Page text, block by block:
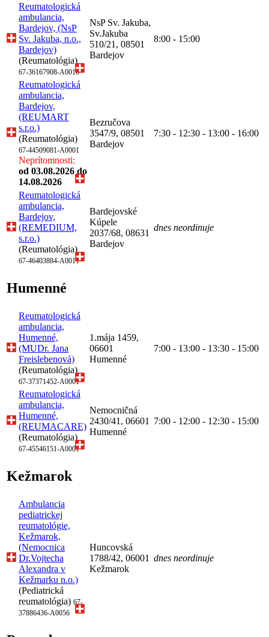
Reumatologická
ambulancia,
Bardejov, (NsP
Sv. Jakuba, n.o.,
Bardejov)
(Reumatológia)
67-36167908-A0010
NsP Sv. Jakuba,
Sv.Jakuba
510/21, 08501
Bardejov
8:00 - 15:00
Reumatologická
ambulancia,
Bardejov,
(REUMART
s.r.o.)
(Reumatológia)
67-44509081-A0001
Neprítomnosti:
od 03.08.2026 do
14.08.2026
Bezručova
3547/9, 08501
Bardejov
7:30 - 12:30 - 13:00 - 16:00
Reumatologická
ambulancia,
Bardejov,
(REMEDIUM,
s.r.o.)
(Reumatológia)
67-46403884-A0011
Bardejovské
Kúpele
2037/68, 08631
Bardejov
dnes neordinuje
Humenné
Reumatologická
ambulancia,
Humenné,
(MUDr. Jana
Freislebenová)
(Reumatológia)
67-37371452-A0001
1.mája 1459,
06601
Humenné
7:00 - 13:00 - 13:30 - 15:00
Reumatologická
ambulancia,
Humenné,
(REUMACARE)
(Reumatológia)
67-45546151-A0001
Nemocničná
2430/41, 06601
Humenné
7:00 - 12:00 - 12:30 - 15:00
Kežmarok
Ambulancia
pediatrickej
reumatológie,
Kežmarok,
(Nemocnica
Dr.Vojtecha
Alexandra v
Kežmarku n.o.)
(Pediatrická
reumatológia) 67-
37886436-A0056
Huncovská
1788/42, 06001
Kežmarok
dnes neordinuje